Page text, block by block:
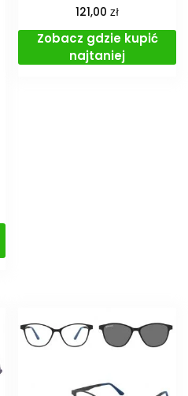
121,00zł
Zobacz gdzie kupić
najtaniej